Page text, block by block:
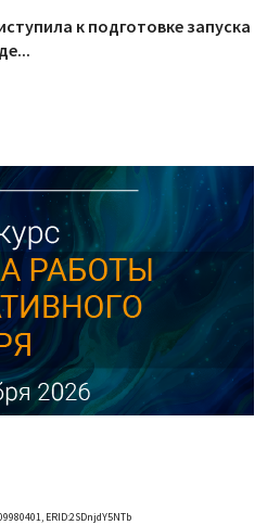
к подготовке запуска
ERID:2SDnjdY5NTb